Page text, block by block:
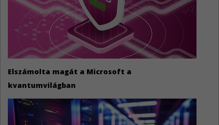
Elszámolta magát a Microsoft a
kvantumvilágban